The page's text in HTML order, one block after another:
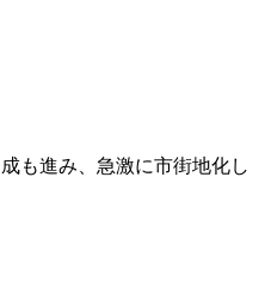
も進み、急激に市街地化し